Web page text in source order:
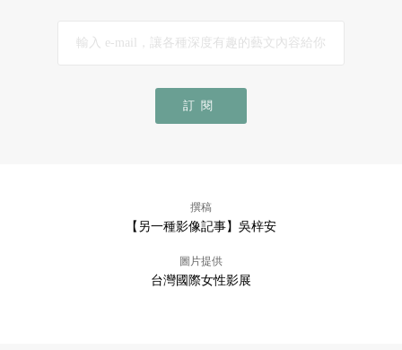
訂閱
撰稿
【另一種影像記事】吳梓安
圖片提供
台灣國際女性影展